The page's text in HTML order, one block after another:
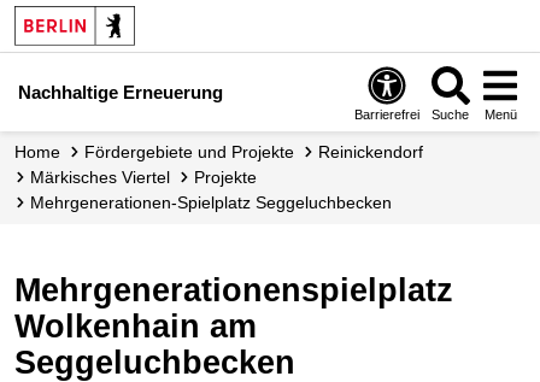
Nachhaltige Erneuerung
Barrierefrei Suche Menü
Home Fördergebiete und Projekte
Reinickendorf
Märkisches Viertel
Projekte
Mehrgenerationen-Spielplatz Seggeluchbecken
Mehrgenerationenspielplatz
Wolkenhain am
Seggeluchbecken